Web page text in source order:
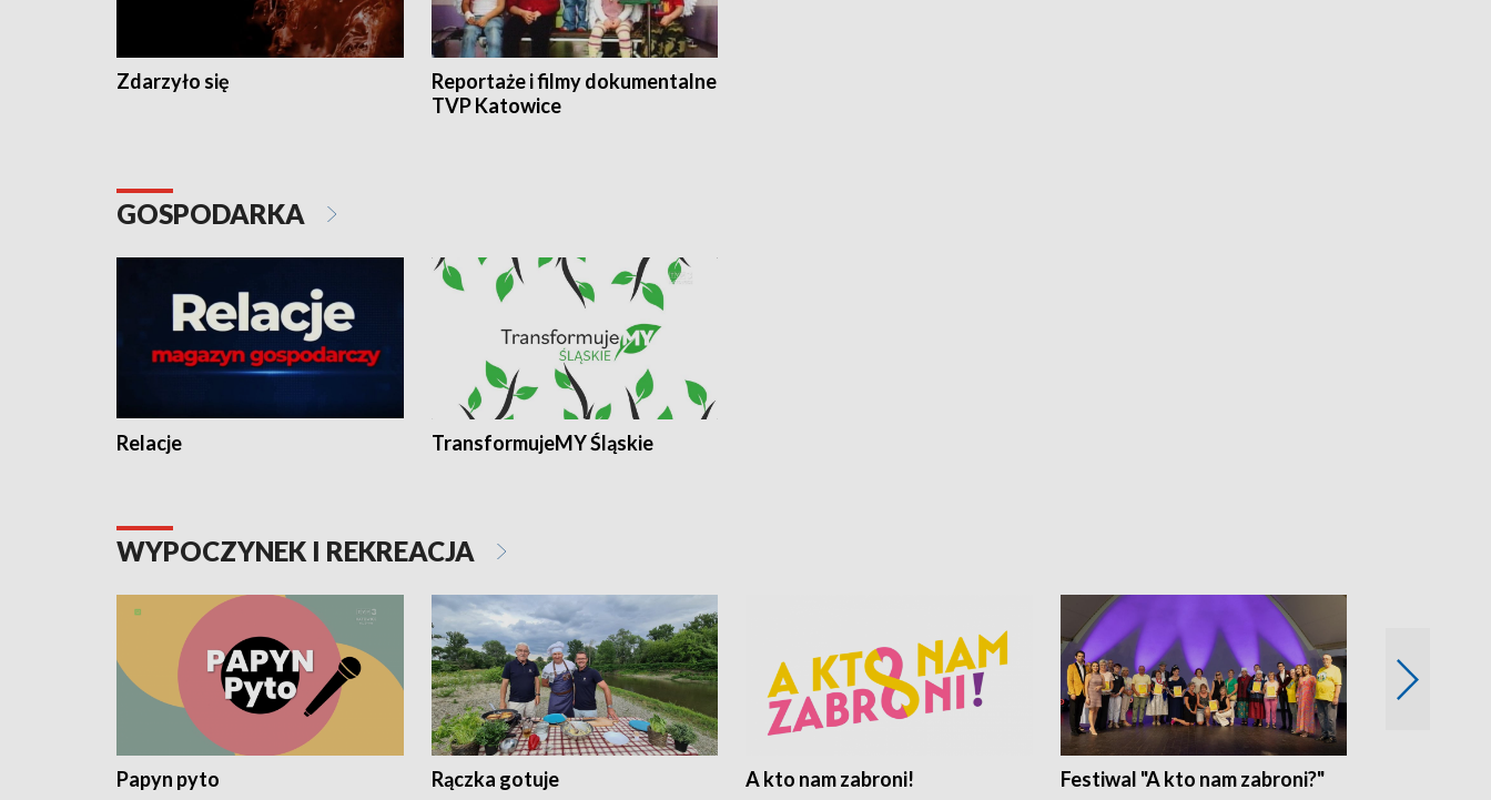
Zdarzyło się
Reportaże i filmy dokumentalne
TVP Katowice
GOSPODARKA
Relacje TransformujeMY Śląskie
WYPOCZYNEK I REKREACJA
Papyn pyto Rączka gotuje A kto nam zabroni! Festiwal "A kto nam zabroni?"